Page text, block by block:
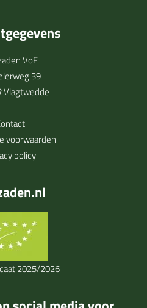
VoF
39
Vlagtwedde
voorwaarden
policy
2025/2026